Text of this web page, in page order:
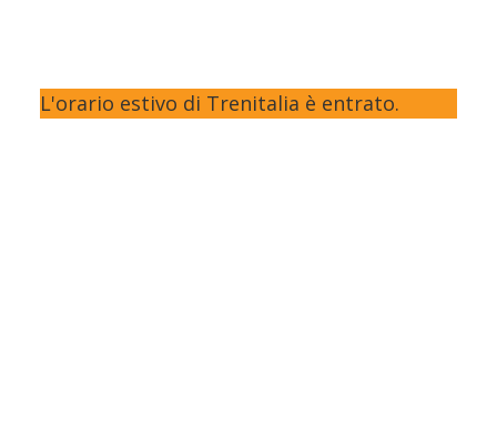
L'orario estivo di Trenitalia è entrato.